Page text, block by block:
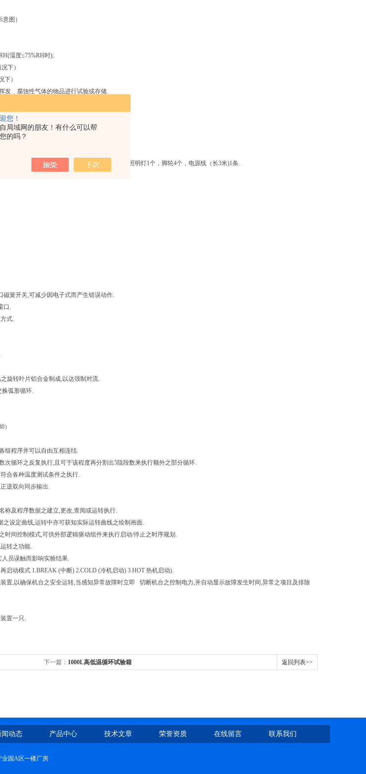
您！
局域网的朋友！有什么可以帮
的吗？
图）
湿度≤75%RH时);
下）
下）
发﹑腐蚀性气体的物品进行试验或存储.
得的数值.
钢板。
电缆孔1个（位于箱体左侧），样品架2套，照明灯1个，脚轮4个，电源线（长3米)1条.
簧开关,可减少因电子式而产生错误动作.
口.
式.
旋转叶片铝合金制成,以达强制对流.
换弧形循环.
）
组程序并可以自由互相连结.
次循环之反复执行,且可于该程度再分割出5阻段数来执行额外之部分循环.
合各种温度测试条件之执行.
逆双向同步输出.
称及程序数据之建立,更改,查阅或运转执行.
设定曲线,运转中亦可获知实际运转曲线之绘制画面.
时间控制模式,可供外部逻辑驱动组件来执行启动/停止之时序规划.
转之功能.
员误触而影响实验结果.
启动模式 1.BREAK (中断) 2.COLD (冷机启动) 3.HOT 热机启动).
置,以确保机台之安全运转,当感知异常故障时立即 切断机台之控制电力,并自动显示故障发生时间,异常之项目及排除
置一只.
下一篇： 1000L高低温循环试验箱 返回列表>>
闻动态 产品中心 技术文章 荣誉资质 在线留言 联系我们
业园A区一楼厂房